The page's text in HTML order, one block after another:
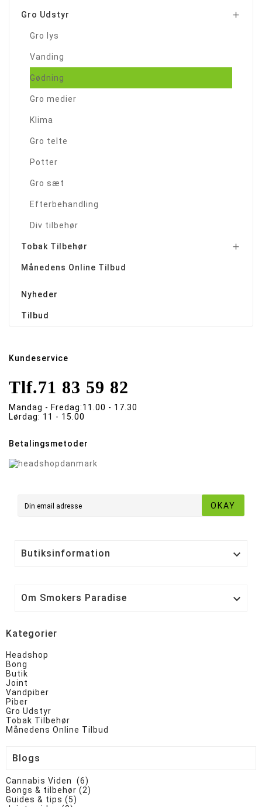
Gro Udstyr 
Gro lys
Vanding
Gødning
Gro medier
Klima
Gro telte
Potter
Gro sæt
Efterbehandling
Div tilbehør
Tobak Tilbehør 
Månedens Online Tilbud
Nyheder
Tilbud
Kundeservice
Tlf.71 83 59 82
Mandag - Fredag:11.00 - 17.30
Lørdag: 11 - 15.00
Betalingsmetoder
OKAY
Butiksinformation 
Om Smokers Paradise 
Kategorier
Headshop
Bong
Butik
Joint
Vandpiber
Piber
Gro Udstyr
Tobak Tilbehør
Månedens Online Tilbud
Blogs
Cannabis Viden (6)
Bongs & tilbehør (2)
Guides & tips (5)